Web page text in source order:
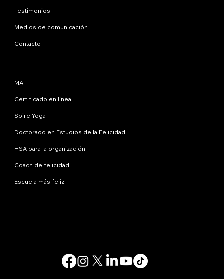
Testimonios
Medios de comunicación
Contacto
MA
Certificado en línea
Spire Yoga
Doctorado en Estudios de la Felicidad
HSA para la organización
Coach de felicidad
Escuela más feliz